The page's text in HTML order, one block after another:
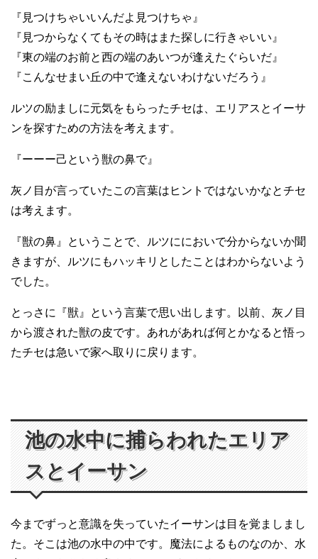
『見つけちゃいいんだよ見つけちゃ』
『見つからなくてもその時はまた探しに行きゃいい』
『東の端のお前と西の端のあいつが逢えたぐらいだ』
『こんなせまい丘の中で逢えないわけないだろう』
ルツの励ましに元気をもらったチセは、エリアスとイーサ
ンを探すための方法を考えます。
『ーーー己という獣の鼻で』
灰ノ目が言っていたこの言葉はヒントではないかなとチセ
は考えます。
『獣の鼻』ということで、ルツににおいで分からないか聞
きますが、ルツにもハッキリとしたことはわからないよう
でした。
とっさに『獣』という言葉で思い出します。以前、灰ノ目
から渡された獣の皮です。あれがあれば何とかなると悟っ
たチセは急いで家へ取りに戻ります。
池の水中に捕らわれたエリア
スとイーサン
今までずっと意識を失っていたイーサンは目を覚ましまし
た。そこは池の水中の中です。魔法によるものなのか、水